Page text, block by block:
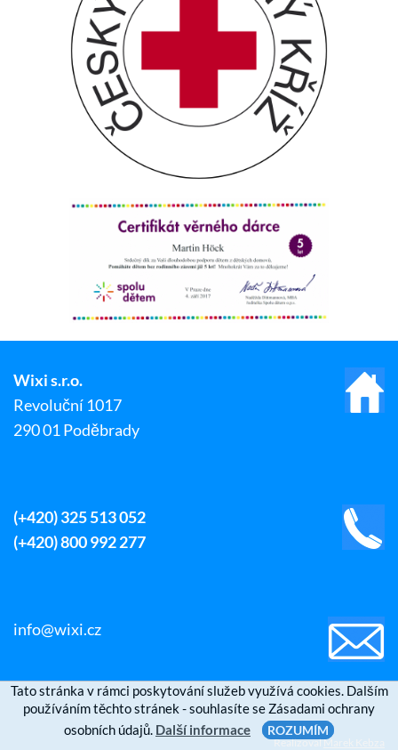
Wixi s.r.o.
Revoluční 1017
290 01 Poděbrady
(+420) 325 513 052
(+420) 800 992 277
info@wixi.cz
RealizovalMarek Kebza
Tato stránka v rámci poskytování služeb využívá cookies. Dalším
používáním těchto stránek - souhlasíte se Zásadami ochrany
osobních údajů. Další informace ROZUMÍM